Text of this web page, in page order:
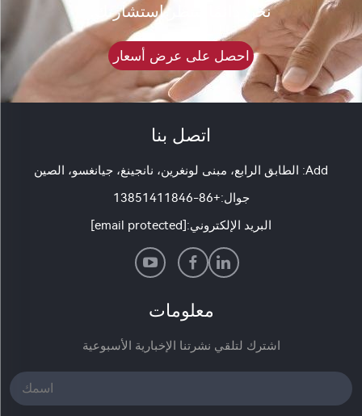
نحن دائمًا ننتظر استشارتك.
احصل على عرض أسعار
اتصل بنا
Add: الطابق الرابع، مبنى لونغرين، نانجينغ، جيانغسو، الصين
جوال:+86-13851411846
البريد الإلكتروني:[email protected]
معلومات
اشترك لتلقي نشرتنا الإخبارية الأسبوعية